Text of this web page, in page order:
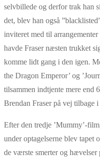
selvbillede og derfor trak han
det, blev han også
inviteret med til
havde Fraser næsten trukket
komme lidt gang i den igen.
the Dragon Emperor’ og
tilsammen indtjente mere end
Brendan Fraser på vej
Efter den tredje ’Mummy’-
under optagelserne blev tapet
de værste smerter og